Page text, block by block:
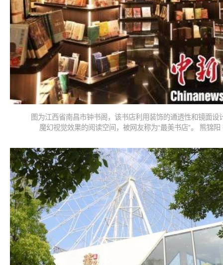
图为江西省南昌市钟书阁，该书店利用装饰的通透性和镜面设
魔幻视觉效果的阅读空间，被网友称为“最美书店”。 熊锦阳